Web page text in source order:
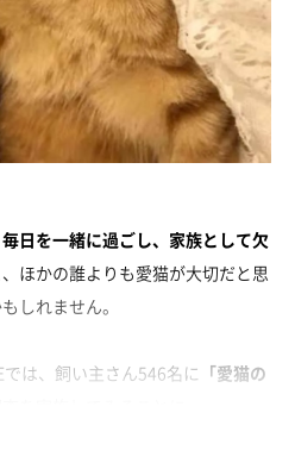
毎日を一緒に過ごし、家族として欠
ほかの誰よりも愛猫が大切だと思
しれません。
では、飼い主さん546名に 「愛猫の